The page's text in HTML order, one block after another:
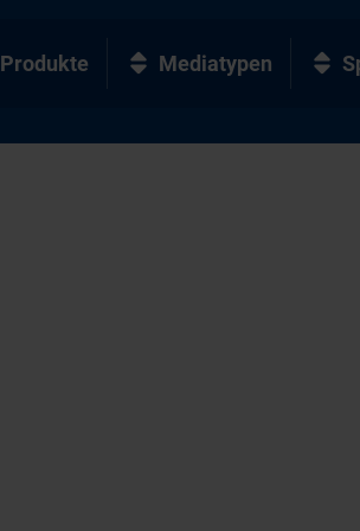
Produkte Mediatypen